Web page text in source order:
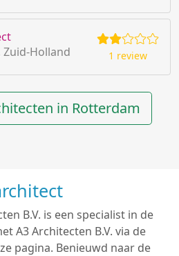
Holland
1 review
in Rotterdam
B.V. is een specialist in de
A3 Architecten B.V. via de
pagina. Benieuwd naar de